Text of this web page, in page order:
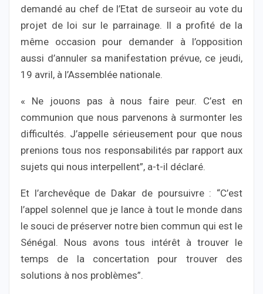
demandé au chef de l’Etat de surseoir au vote du
projet de loi sur le parrainage. Il a profité de la
même occasion pour demander à l’opposition
aussi d’annuler sa manifestation prévue, ce jeudi,
19 avril, à l’Assemblée nationale.
« Ne jouons pas à nous faire peur. C’est en
communion que nous parvenons à surmonter les
difficultés. J’appelle sérieusement pour que nous
prenions tous nos responsabilités par rapport aux
sujets qui nous interpellent”, a-t-il déclaré.
Et l’archevêque de Dakar de poursuivre : “C’est
l’appel solennel que je lance à tout le monde dans
le souci de préserver notre bien commun qui est le
Sénégal. Nous avons tous intérêt à trouver le
temps de la concertation pour trouver des
solutions à nos problèmes”.